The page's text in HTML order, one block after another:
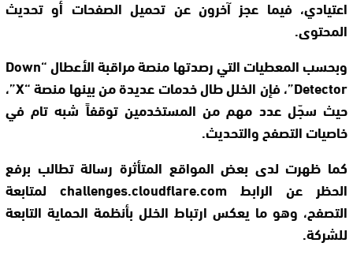
اعتيادي، فيما عجز آخرون عن تحميل الصفحات أو تحديث
المحتوى.
وبحسب المعطيات التي رصدتها منصة مراقبة الأعطال “Down
Detector”، فإن الخلل طال خدمات عديدة من بينها منصة “X”،
حيث سجّل عدد مهم من المستخدمين توقفاً شبه تام في
خاصيات التصفح والتحديث.
كما ظهرت لدى بعض المواقع المتأثرة رسالة تطالب برفع
الحظر عن الرابط challenges.cloudflare.com لمتابعة
التصفح، وهو ما يعكس ارتباط الخلل بأنظمة الحماية التابعة
للشركة.